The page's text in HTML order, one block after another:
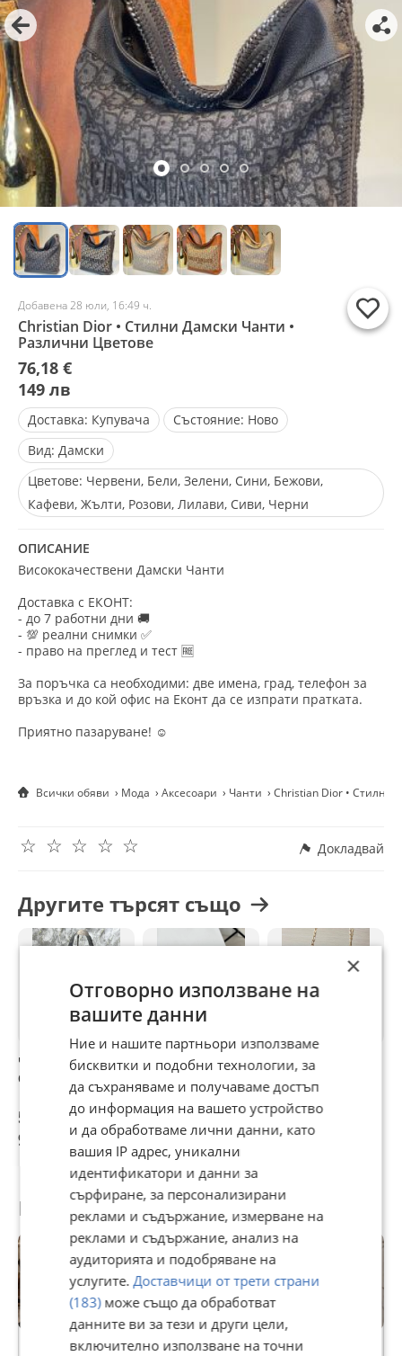
Добавена 28 юли, 16:49 ч.
Christian Dior • Стилни Дамски Чанти •
Различни Цветове
76,18 €
149 лв
Доставка: Купувача Състояние: Ново
Вид: Дамски
Цветове: Червени, Бели, Зелени, Сини, Бежови,
Кафеви, Жълти, Розови, Лилави, Сиви, Черни
ОПИСАНИЕ
Висококачествени Дамски Чанти
Доставка с ЕКОНТ:
- до 7 работни дни 🚚
- 💯 реални снимки ✅
- право на преглед и тест 🆓
За поръчка са необходими: две имена, град, телефон за
връзка и до кой офис на Еконт да се изпрати пратката.
Приятно пазаруване! ☺️
Всички обяви Мода Аксесоари Чанти Christian Dior • Стилни
☆
☆
☆
☆
☆ Докладвай
Другите търсят също
чанти christian
dior
50,62 €
99 лв
чанта christian
50,62 €
99 лв
Нова дамска
чанта Michael
Kors
15,33 €
29,98 лв
Потребител
Premium
×
Отговорно използване на
вашите данни
Ние и нашите партньори използваме
бисквитки и подобни технологии, за
да съхраняваме и получаваме достъп
до информация на вашето устройство
и да обработваме лични данни, като
вашия IP адрес, уникални
идентификатори и данни за
сърфиране, за персонализирани
реклами и съдържание, измерване на
реклами и съдържание, анализ на
аудиторията и подобряване на
услугите. Доставчици от трети страни
(183)може също да обработват
данните ви за тези и други цели,
включително използване на точни